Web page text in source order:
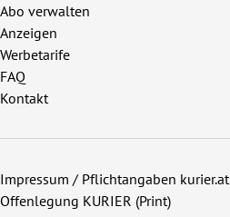
Abo verwalten
Anzeigen
Werbetarife
FAQ
Kontakt
Impressum / Pflichtangaben kurier.at
Offenlegung KURIER (Print)